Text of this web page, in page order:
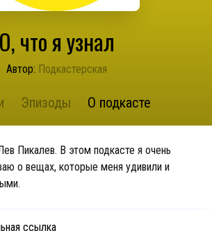
О, что я узнал
Автор: Подкастерская
Эпизоды О подкасте
Пикалев. В этом подкасте я очень
о вещах, которые меня удивили и
ссылка